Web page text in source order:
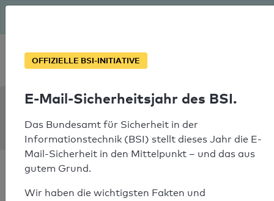
Soforthilfe bei Notfällen
neuelandschaft.de
OFFIZIELLE BSI-INITIATIVE
E-Mail-Sicherheitsjahr des BSI.
Das Bundesamt für Sicherheit in der
Informationstechnik (BSI) stellt dieses Jahr die E-
Mail-Sicherheit in den Mittelpunkt – und das aus
gutem Grund.
Wir haben die wichtigsten Fakten und